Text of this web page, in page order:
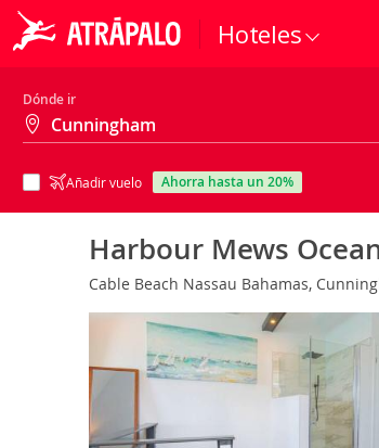
Hoteles
Dónde ir
Añadir vuelo ahorra hasta un 20%
Harbour Mews
Cable Beach Nassau Bahamas,